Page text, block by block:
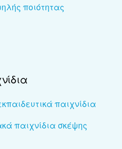
ποιότητας
παιχνίδια
παιχνίδια σκέψης